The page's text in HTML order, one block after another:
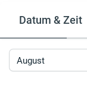
Datum & Zeit
August